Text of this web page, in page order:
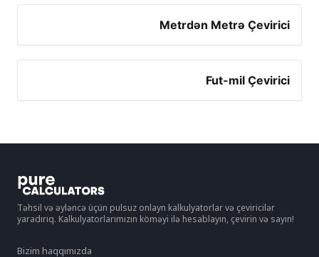
Metrdən Metrə Çevirici
Fut-mil Çevirici
Təhsil və əyləncə üçün pulsuz onlayn kalkulyatorlar və çeviricilər
yaradırıq. Kalkulyatorlarımızın köməyi ilə hesablayın, çevirin və sayın!
Bizim haqqımızda